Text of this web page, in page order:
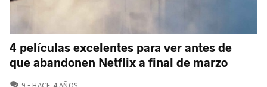
4 películas excelentes para ver antes de
que abandonen Netflix a final de marzo
COMENTARIOS